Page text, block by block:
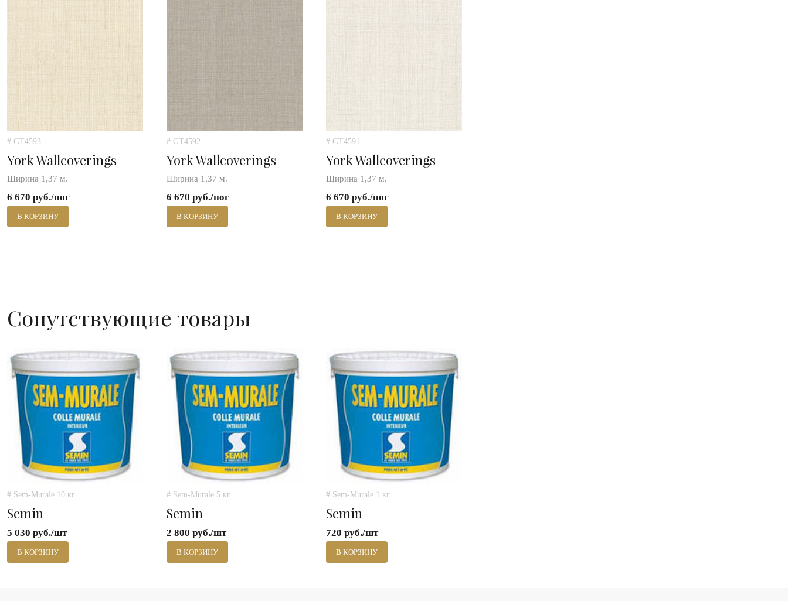
# GT4593
York Wallcoverings
Ширина 1,37 м.
6 670 руб./пог
В КОРЗИНУ
# GT4592
York Wallcoverings
Ширина 1,37 м.
6 670 руб./пог
В КОРЗИНУ
# GT4591
York Wallcoverings
Ширина 1,37 м.
6 670 руб./пог
В КОРЗИНУ
Сопутствующие товары
# Sem-Murale 10 кг.
Semin
5 030 руб./шт
В КОРЗИНУ
# Sem-Murale 5 кг.
Semin
2 800 руб./шт
В КОРЗИНУ
# Sem-Murale 1 кг.
Semin
720 руб./шт
В КОРЗИНУ